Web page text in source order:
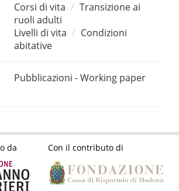
Corsi di vita
Transizione ai
ruoli adulti
Livelli di vita
Condizioni
abitative
Pubblicazioni - Working paper
da Con il contributo di